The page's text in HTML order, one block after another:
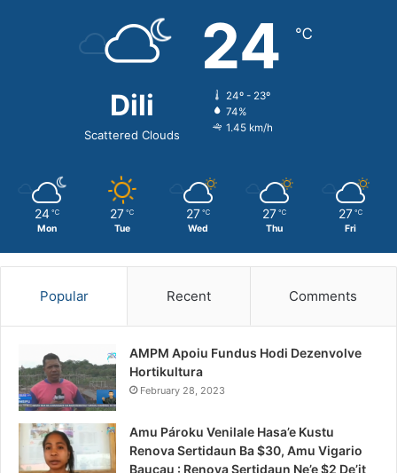
Dili
Scattered Clouds
24 ℃
24º - 23º
74%
1.45 km/h
24 ℃
Mon
27 ℃
Tue
27 ℃
Wed
27 ℃
Thu
27 ℃
Fri
Popular Recent Comments
AMPM Apoiu Fundus Hodi Dezenvolve
Hortikultura
February 28, 2023
Amu Pároku Venilale Hasa’e Kustu
Renova Sertidaun Ba $30, Amu Vigario
Baucau : Renova Sertidaun Ne’e $2 De’it